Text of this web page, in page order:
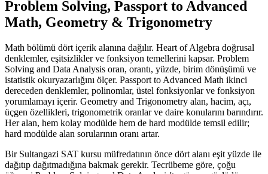
Problem Solving, Passport to Advanced
Math, Geometry & Trigonometry
Math bölümü dört içerik alanına dağılır. Heart of Algebra doğrusal
denklemler, eşitsizlikler ve fonksiyon temellerini kapsar. Problem
Solving and Data Analysis oran, orantı, yüzde, birim dönüşümü ve
istatistik okuryazarlığını ölçer. Passport to Advanced Math ikinci
dereceden denklemler, polinomlar, üstel fonksiyonlar ve fonksiyon
yorumlamayı içerir. Geometry and Trigonometry alan, hacim, açı,
üçgen özellikleri, trigonometrik oranlar ve daire konularını barındırır.
Her alan, hem kolay modülde hem de hard modülde temsil edilir;
hard modülde alan sorularının oranı artar.
Bir Sultangazi SAT kursu müfredatının önce dört alanı eşit yüzde ile
dağıtıp dağıtmadığına bakmak gerekir. Tecrübeme göre, çoğu